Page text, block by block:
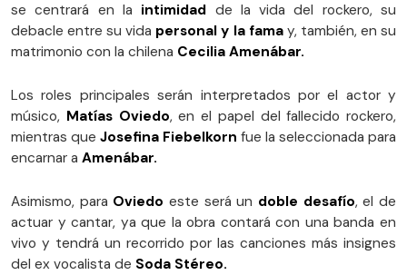
se centrará en la intimidad de la vida del rockero, su
debacle entre su vida personal y la famay, también, en su
matrimonio con la chilena Cecilia Amenábar.
Los roles principales serán interpretados por el actor y
músico, Matías Oviedo, en el papel del fallecido rockero,
mientras que Josefina Fiebelkorn fue la seleccionada para
encarnar a Amenábar.
Asimismo, para Oviedo este será un doble desafío, el de
actuar y cantar, ya que la obra contará con una banda en
vivo y tendrá un recorrido por las canciones más insignes
del ex vocalista de Soda Stéreo.